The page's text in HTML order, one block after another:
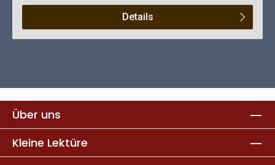
Details
Über uns
Kleine Lektüre